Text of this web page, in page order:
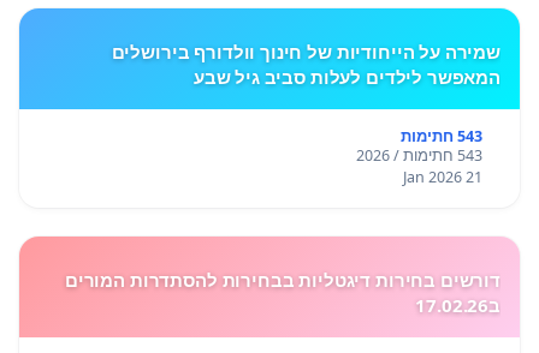
שמירה על הייחודיות של חינוך וולדורף בירושלים
המאפשר לילדים לעלות סביב גיל שבע
543 חתימות
543 חתימות / 2026
21 Jan 2026
דורשים בחירות דיגטליות בבחירות להסתדרות המורים
ב17.02.26